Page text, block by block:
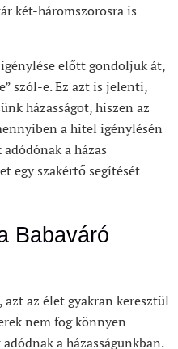
két-háromszorosra is
előtt gondoljuk át,
szól-e. Ez azt is jelenti,
házasságot, hiszen az
a hitel igénylésén
a házas
egy szakértő segítését
Babaváró
az élet gyakran keresztül
nem fog könnyen
a házasságunkban.